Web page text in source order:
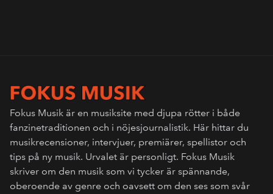
Fokus Musik är en musiksite med djupa rötter i både
fanzinetraditionen och i nöjesjournalistik. Här hittar du
musikrecensioner, intervjuer, premiärer, spellistor och
tips på ny musik. Urvalet är personligt. Fokus Musik
skriver om den musik som vi tycker är spännande,
oberoende av genre och oavsett om den ses som svår